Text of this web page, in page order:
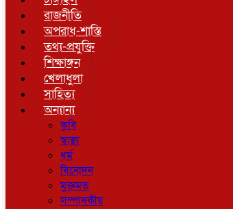
রাজনীতি
অপরাধ-শাস্তি
তথ্য-প্রযুক্তি
শিক্ষাঙ্গন
খেলাধুলা
সাহিত্য
অন্যান্য
কৃষি
স্বাস্থ্য
ধর্ম
বিনোদন
মুক্তমত
সম্পাদকীয়